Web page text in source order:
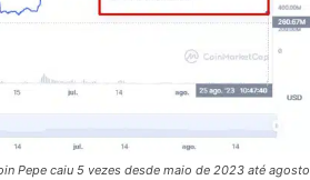
Pepe caiu 5 vezes desde maio de 2023 até agosto